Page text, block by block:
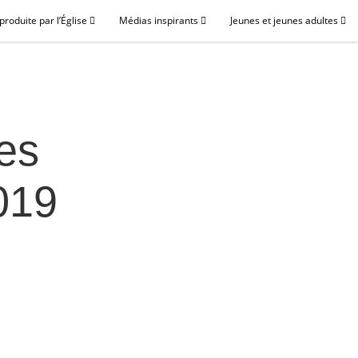
par l’Église Médias inspirants Jeunes et jeunes adultes